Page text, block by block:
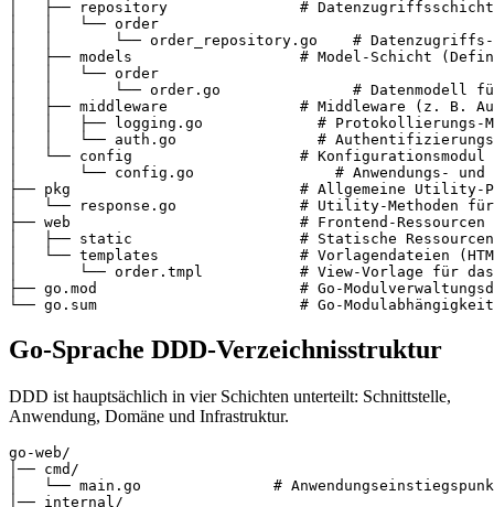
│   ├── repository               # Datenzugriffsschicht
│   │   └── order
│   │       └── order_repository.go    # Datenzugriffs-
│   ├── models                   # Model-Schicht
│   │   └── order
│   │       └── order.go               # Datenmodell für
│   ├── middleware               # Middleware (z. B.
│   │   ├── logging.go             # Protokollierungs-
│   │   └── auth.go                # Authentifizierungs-
│   └── config                   # Konfigurationsmodul
│       └── config.go                # Anwendungs- und
├── pkg                          # Allgemeine Utility-
│   └── response.go              # Utility-Methoden für
├── web                          # Frontend-Ressourcen
│   ├── static                   # Statische Ressourcen
│   └── templates                # Vorlagendateien
│       └── order.tmpl           # View-Vorlage für das
├── go.mod                       # Go-
Go-Sprache DDD-Verzeichnisstruktur
DDD ist hauptsächlich in vier Schichten unterteilt: Schnittstelle,
Anwendung, Domäne und Infrastruktur.
go-web/
│── cmd/
│   └── main.go               #
│── internal/